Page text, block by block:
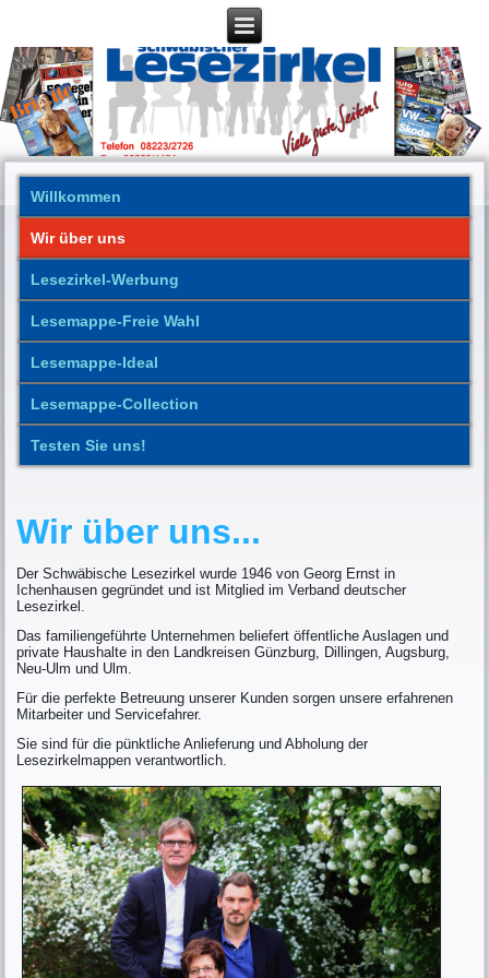
Willkommen
Wir über uns
Lesezirkel-Werbung
Lesemappe-Freie Wahl
Lesemappe-Ideal
Lesemappe-Collection
Testen Sie uns!
Wir über uns...
Der Schwäbische Lesezirkel wurde 1946 von Georg Ernst in
Ichenhausen gegründet und ist Mitglied im Verband deutscher
Lesezirkel.
Das familiengeführte Unternehmen beliefert öffentliche Auslagen und
private Haushalte in den Landkreisen Günzburg, Dillingen, Augsburg,
Neu-Ulm und Ulm.
Für die perfekte Betreuung unserer Kunden sorgen unsere erfahrenen
Mitarbeiter und Servicefahrer.
Sie sind für die pünktliche Anlieferung und Abholung der
Lesezirkelmappen verantwortlich.